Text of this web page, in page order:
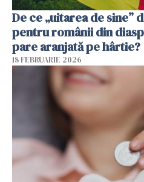
De ce „uitarea de sine”
pentru românii din
pare aranjată pe hârtie?
18 FEBRUARIE 2026